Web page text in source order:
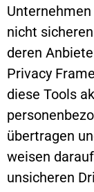
nicht
deren
Privacy
diese Tools
übertragen
weisen
unsicheren